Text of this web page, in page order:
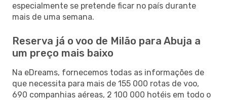
especialmente se pretende ficar no país durante
mais de uma semana.
Reserva já o voo de Milão para Abuja a
um preço mais baixo
Na eDreams, fornecemos todas as informações de
que necessita para mais de 155 000 rotas de voo,
690 companhias aéreas, 2 100 000 hotéis em todo o